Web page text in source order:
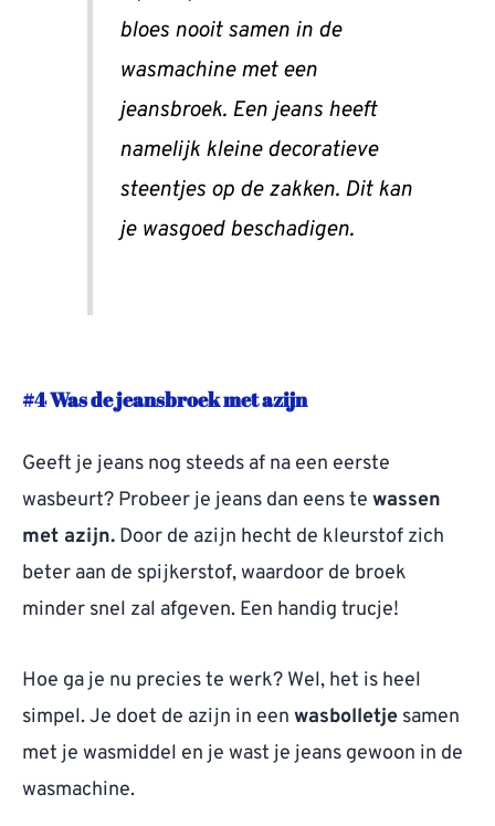
bloes nooit samen in de
wasmachine met een
jeansbroek. Een jeans heeft
namelijk kleine decoratieve
steentjes op de zakken. Dit kan
je wasgoed beschadigen.
#4 Was de jeansbroek met azijn
Geeft je jeans nog steeds af na een eerste
wasbeurt? Probeer je jeans dan eens te wassen
met azijn. Door de azijn hecht de kleurstof zich
beter aan de spijkerstof, waardoor de broek
minder snel zal afgeven. Een handig trucje!
Hoe ga je nu precies te werk? Wel, het is heel
simpel. Je doet de azijn in een wasbolletje samen
met je wasmiddel en je wast je jeans gewoon in de
wasmachine.